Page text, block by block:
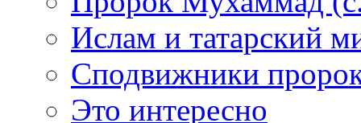
Ислам и татарский
Сподвижники
Это интересно